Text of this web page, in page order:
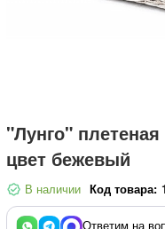
"Лунго"
цвет бежевый
В наличии Код товара:
Ответим на